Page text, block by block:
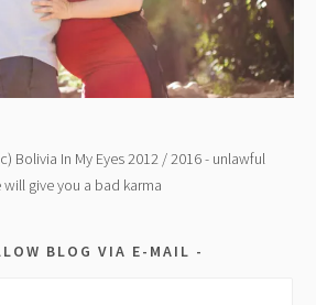
Bolivia In My Eyes 2012 / 2016 - unlawful
give you a bad karma
BLOG VIA E-MAIL